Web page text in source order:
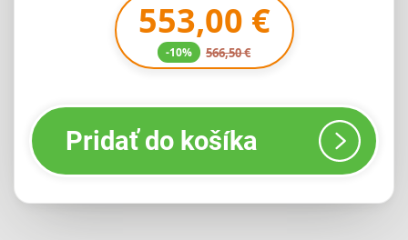
553,00 €
-10% 566,50 €
Pridať do košíka